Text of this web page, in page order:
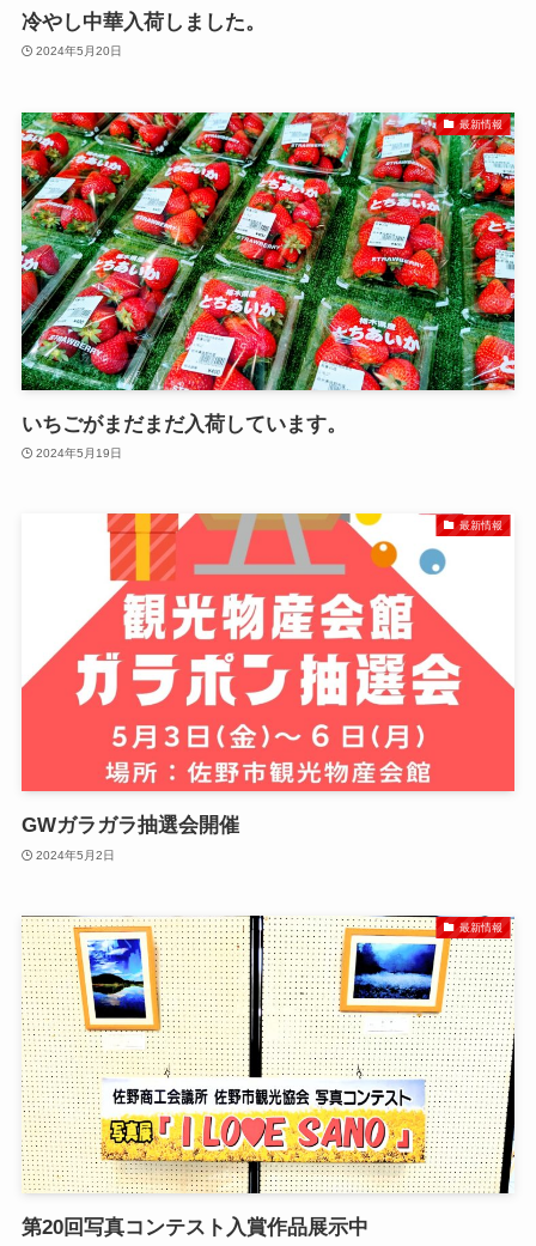
冷やし中華入荷しました。
2024年5月20日
最新情報
いちごがまだまだ入荷しています。
2024年5月19日
最新情報
GWガラガラ抽選会開催
2024年5月2日
最新情報
第20回写真コンテスト入賞作品展示中